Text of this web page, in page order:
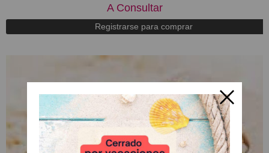
A Consultar
Registrarse para comprar